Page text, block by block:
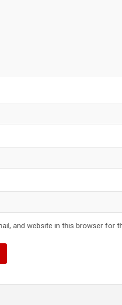
and website in this browser for